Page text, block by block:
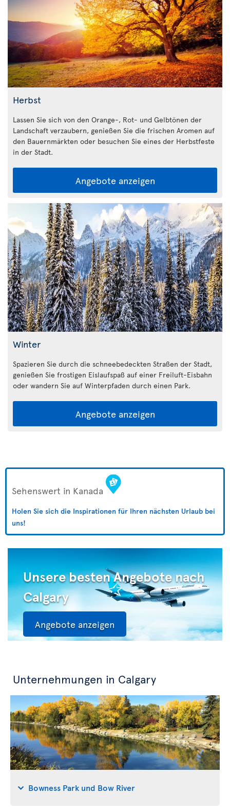
Herbst
Lassen Sie sich von den Orange-, Rot- und Gelbtönen der
Landschaft verzaubern, genießen Sie die frischen Aromen auf
den Bauernmärkten oder besuchen Sie eines der Herbstfeste
in der Stadt.
Angebote anzeigen
Winter
Spazieren Sie durch die schneebedeckten Straßen der Stadt,
genießen Sie frostigen Eislaufspaß auf einer Freiluft-Eisbahn
oder wandern Sie auf Winterpfaden durch einen Park.
Angebote anzeigen
Sehenswert in Kanada
Holen Sie sich die Inspirationen für Ihren nächsten Urlaub bei
uns!
Unsere besten Angebote nach
Calgary
Angebote anzeigen
Unternehmungen in Calgary
Bowness Park und Bow River